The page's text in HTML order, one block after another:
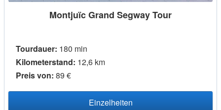
Montjuïc Grand Segway Tour
Tourdauer: 180 min
Kilometerstand: 12,6 km
Preis von: 89 €
Einzelheiten